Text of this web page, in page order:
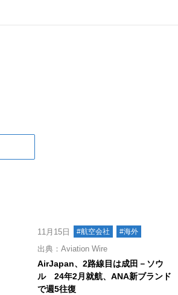
11月15日 #航空会社 #海外
出典：Aviation Wire
AirJapan、2路線目は成田－ソウ
ル 24年2月就航、ANA新ブランド
で週5往復